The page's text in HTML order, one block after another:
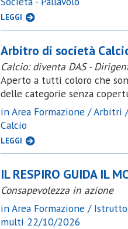
LEGGI
Arbitro di società
Calcio: diventa DAS -
Aperto a tutti coloro che
delle categorie senza
in Area Formazione /
Calcio
LEGGI
IL RESPIRO GUIDA IL
Consapevolezza in azione
in Area Formazione /
multi 22/10/2026